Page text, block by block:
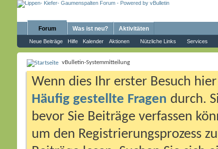
Forum
Neue Beiträge Hilfe Kalender Aktionen Nützliche Links Services
Was ist neu? Aktivitäten
vBulletin-Systemmitteilung
Wenn dies Ihr erster Besuch
Häufig gestellte Fragen durch.
bevor Sie Beiträge verfassen
um den Registrierungsprozess